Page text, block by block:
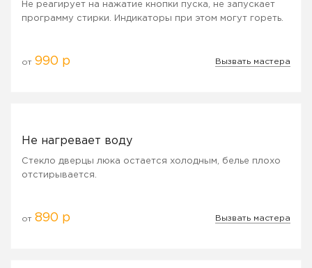
Не реагирует на нажатие кнопки пуска, не запускает
программу стирки. Индикаторы при этом могут гореть.
от 990 р Вызвать мастера
Не нагревает воду
Стекло дверцы люка остается холодным, белье плохо
отстирывается.
от 890 р Вызвать мастера